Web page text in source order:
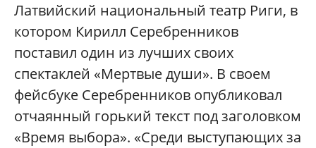
Латвийский национальный театр Риги, в
котором Кирилл Серебренников
поставил один из лучших своих
спектаклей «Мертвые души». В своем
фейсбуке Серебренников опубликовал
отчаянный горький текст под заголовком
«Время выбора». «Среди выступающих за